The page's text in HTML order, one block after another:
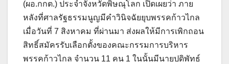
(ผอ.กกต.) ประจำจังหวัดพิษณุโลก เปิดเผยว่า ภาย
หลังที่ศาลรัฐธรรมนูญมีคำวินิจฉัยยุบพรรคก้าวไกล
เมื่อวันที่ 7 สิงหาคม ที่ผ่านมา ส่งผลให้มีการเพิกถอน
สิทธิ์สมัครรับเลือกตั้งของคณะกรรมการบริหาร
พรรคก้าวไกล จำนวน 11 คน 1 ในนั้นมีนายปดิพัทธ์